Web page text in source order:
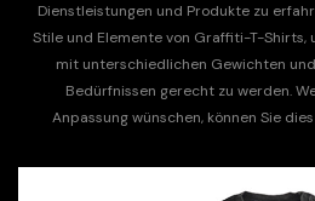
Dienstleistungen und Produkte zu
Stile und Elemente von Graffiti-T-Shirts,
mit unterschiedlichen Gewichten
Bedürfnissen gerecht zu werden.
Anpassung wünschen, können Sie